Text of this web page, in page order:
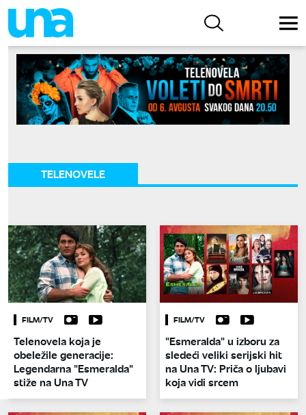
TELENOVELE
FILM/TV
Telenovela koja je
obeležile generacije:
Legendarna "Esmeralda"
stiže na Una TV
FILM/TV
"Esmeralda" u izboru za
sledeći veliki serijski hit
na Una TV: Priča o ljubavi
koja vidi srcem